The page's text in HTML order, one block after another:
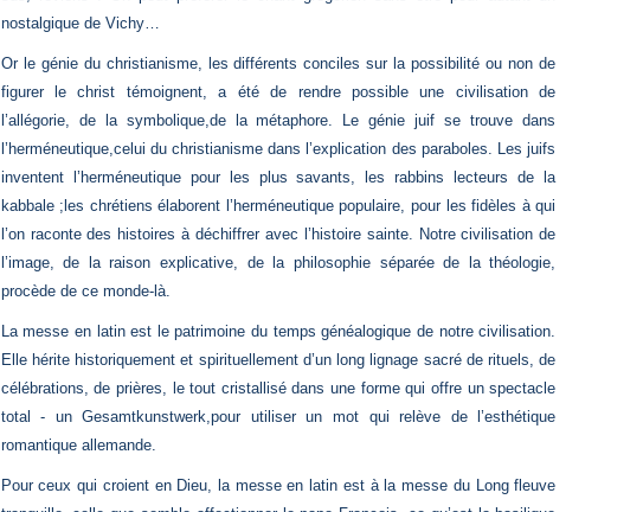
nostalgique de Vichy…
Or le génie du christianisme, les différents conciles sur la possibilité ou non de
figurer le christ témoignent, a été de rendre possible une civilisation de
l’allégorie, de la symbolique,de la métaphore. Le génie juif se trouve dans
l’herméneutique,celui du christianisme dans l’explication des paraboles. Les juifs
inventent l’herméneutique pour les plus savants, les rabbins lecteurs de la
kabbale ;les chrétiens élaborent l’herméneutique populaire, pour les fidèles à qui
l’on raconte des histoires à déchiffrer avec l’histoire sainte. Notre civilisation de
l’image, de la raison explicative, de la philosophie séparée de la théologie,
procède de ce monde-là.
La messe en latin est le patrimoine du temps généalogique de notre civilisation.
Elle hérite historiquement et spirituellement d’un long lignage sacré de rituels, de
célébrations, de prières, le tout cristallisé dans une forme qui offre un spectacle
total - un Gesamtkunstwerk,pour utiliser un mot qui relève de l’esthétique
romantique allemande.
Pour ceux qui croient en Dieu, la messe en latin est à la messe du Long fleuve